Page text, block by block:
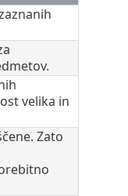
velika in
Zato